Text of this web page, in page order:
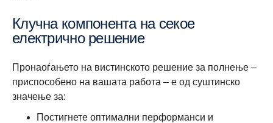
Клучна компонента на секое
електрично решение
Пронаоѓањето на вистинското решение за полнење –
приспособено на вашата работа – е од суштинско
значење за:
Постигнете оптимални перформанси и